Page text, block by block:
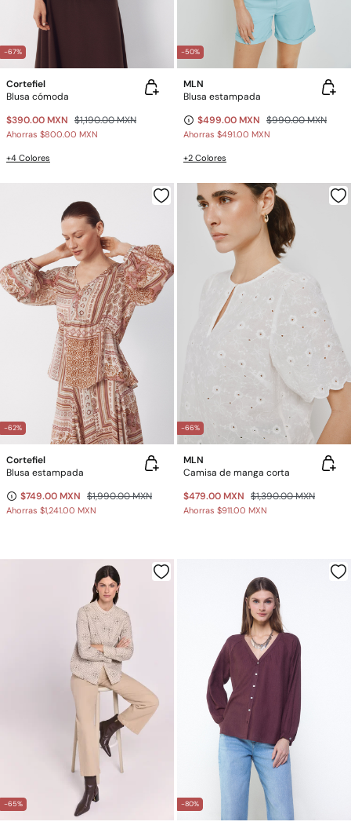
-67%
Cortefiel
Blusa cómoda
$390.00 MXN $1,190.00 MXN
Ahorras $800.00 MXN
+4 Colores
-50%
MLN
Blusa estampada
$499.00 MXN $990.00 MXN
Ahorras $491.00 MXN
+2 Colores
-62%
Cortefiel
Blusa estampada
$749.00 MXN $1,990.00 MXN
Ahorras $1,241.00 MXN
-66%
MLN
Camisa de manga corta
$479.00 MXN $1,390.00 MXN
Ahorras $911.00 MXN
-65% -80%